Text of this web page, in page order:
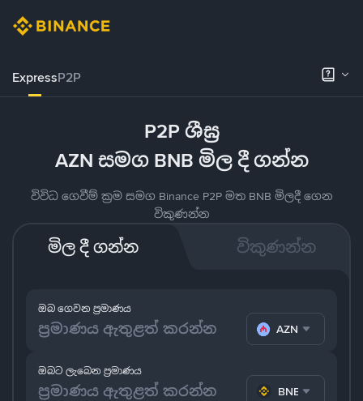
ExpressP2P
P2P ශීඝ්‍ර
AZN සමග BNB මිල දී ගන්න
විවිධ ගෙවීම් ක්‍රම සමග Binance P2P මත BNB මිලදී ගෙන
විකුණන්න
මිල දී ගන්න විකුණන්න
ඔබ ගෙවන ප්‍රමාණය
AZN
ඔබට ලැබෙන ප්‍රමාණය
BNB